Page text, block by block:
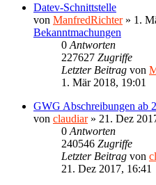
Datev-Schnittstelle
von ManfredRichter» 1.
Bekanntmachungen
0 Antworten
227627 Zugriffe
Letzter Beitrag von
1. Mär 2018, 19:01
GWG Abschreibungen ab
von claudiar» 21. Dez
0 Antworten
240546 Zugriffe
Letzter Beitrag von
21. Dez 2017, 16:41